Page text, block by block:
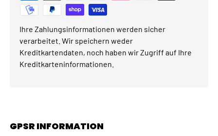
Ihre Zahlungsinformationen werden sicher
verarbeitet. Wir speichern weder
Kreditkartendaten, noch haben wir Zugriff auf Ihre
Kreditkarteninformationen.
GPSR INFORMATION